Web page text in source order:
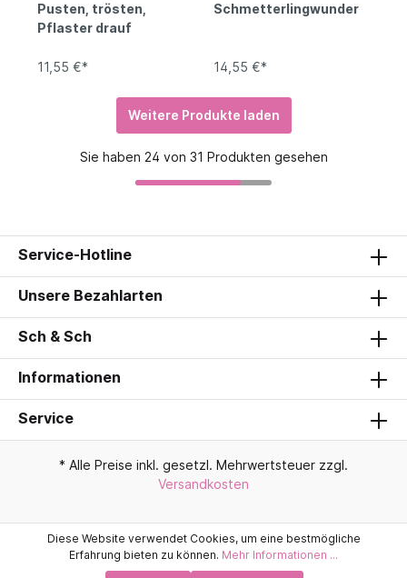
Pusten, trösten,
Pflaster drauf
11,55 €*
Schmetterlingwunder
14,55 €*
Weitere Produkte laden
Sie haben 24 von 31 Produkten gesehen
Service-Hotline
Unsere Bezahlarten
Sch & Sch
Informationen
Service
* Alle Preise inkl. gesetzl. Mehrwertsteuer zzgl.
Versandkosten
Diese Website verwendet Cookies, um eine bestmögliche
Erfahrung bieten zu können. Mehr Informationen ...